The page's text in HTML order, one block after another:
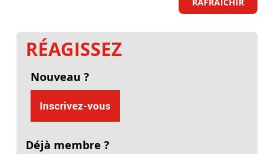
RAFRAICHIR
RÉAGISSEZ
Nouveau ?
Inscrivez-vous
Déjà membre ?